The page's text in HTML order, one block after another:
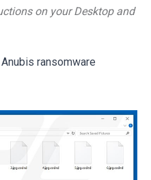
on your Desktop and
ransomware